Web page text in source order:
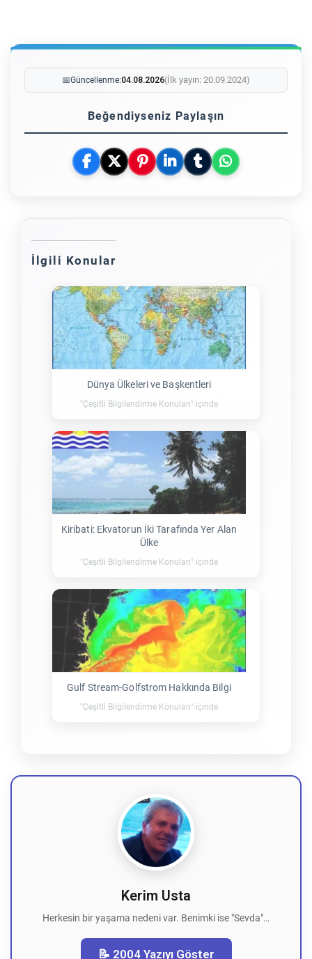
📅Güncellenme:04.08.2026(İlk yayın: 20.09.2024)
Beğendiyseniz Paylaşın
İlgili Konular
Dünya Ülkeleri ve Başkentleri
"Çeşitli Bilgilendirme Konuları" içinde
Kiribati: Ekvatorun İki Tarafında Yer Alan
Ülke
"Çeşitli Bilgilendirme Konuları" içinde
Gulf Stream-Golfstrom Hakkında Bilgi
"Çeşitli Bilgilendirme Konuları" içinde
Kerim Usta
Herkesin bir yaşama nedeni var. Benimki ise "Sevda"…
📝 2004 Yazıyı Göster